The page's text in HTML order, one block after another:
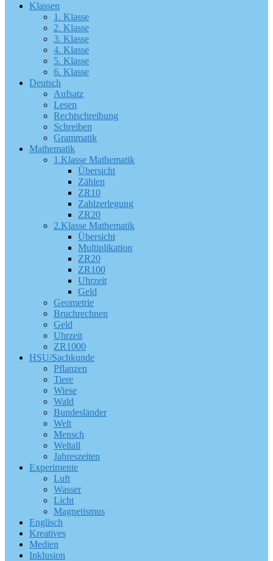
Klassen
1. Klasse
2. Klasse
3. Klasse
4. Klasse
5. Klasse
6. Klasse
Deutsch
Aufsatz
Lesen
Rechtschreibung
Schreiben
Grammatik
Mathematik
1.Klasse Mathematik
Übersicht
Zählen
ZR10
Zahlzerlegung
ZR20
2.Klasse Mathematik
Übersicht
Multiplikation
ZR20
ZR100
Uhrzeit
Geld
Geometrie
Bruchrechnen
Geld
Uhrzeit
ZR1000
HSU/Sachkunde
Pflanzen
Tiere
Wiese
Wald
Bundesländer
Welt
Mensch
Weltall
Jahreszeiten
Experimente
Luft
Wasser
Licht
Magnetismus
Englisch
Kreatives
Medien
Inklusion